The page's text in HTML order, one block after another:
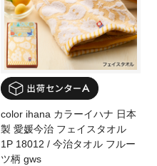
color ihana カラーイハナ 日本
製 愛媛今治 フェイスタオル
1P 18012 / 今治タオル フルー
ツ柄 gws